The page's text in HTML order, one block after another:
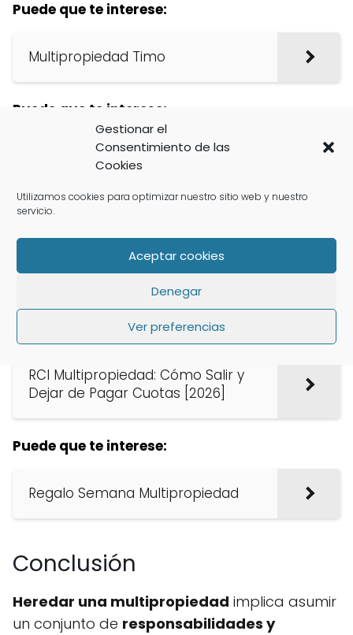
Gestionar el
Consentimiento de las
Cookies
Utilizamos cookies para optimizar nuestro sitio web y nuestro
servicio.
Aceptar cookies
Denegar
Ver preferencias
Puede que te interese:
Multipropiedad Timo
Puede que te interese:
No Pagar Cuota Mantenimiento
Multipropiedad
Nulidad Contrato Multipropiedad
Puede que te interese:
RCI Multipropiedad: Cómo Salir y
Dejar de Pagar Cuotas [2026]
Puede que te interese:
Regalo Semana Multipropiedad
Conclusión
Heredar una multipropiedad implica asumir
un conjunto de responsabilidades y